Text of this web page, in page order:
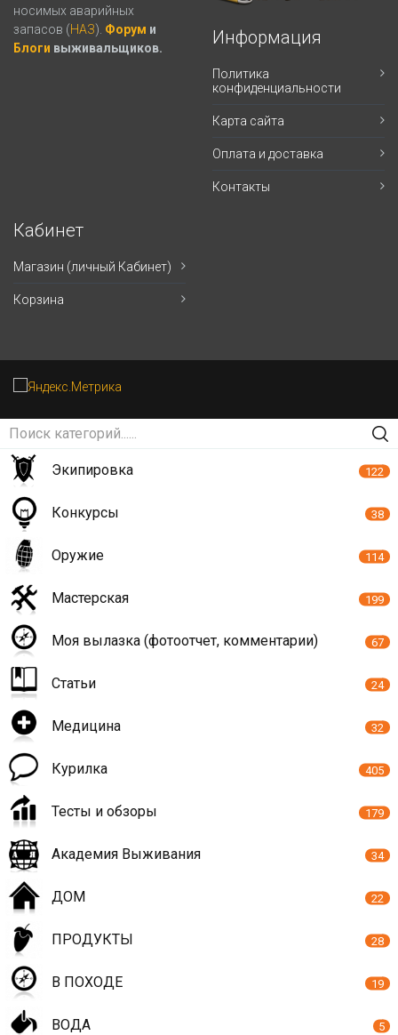
носимых аварийных
запасов (НАЗ). Форум и
Блоги выживальщиков.
Информация
Политика
конфиденциальности
Карта сайта
Оплата и доставка
Контакты
Кабинет
Магазин (личный Кабинет)
Корзина
Экипировка 122
Конкурсы 38
Оружие 114
Мастерская 199
Моя вылазка (фотоотчет, комментарии) 67
Статьи 24
Медицина 32
Курилка 405
Тесты и обзоры 179
Академия Выживания 34
ДОМ 22
ПРОДУКТЫ 28
В ПОХОДЕ 19
ВОДА 5